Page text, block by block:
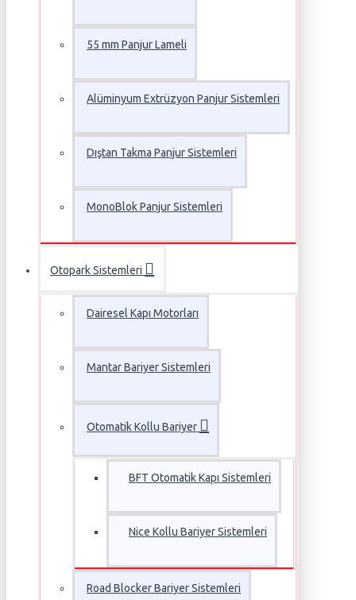
55 mm Panjur Lameli
Alüminyum Extrüzyon Panjur Sistemleri
Dıştan Takma Panjur Sistemleri
MonoBlok Panjur Sistemleri
Otopark Sistemleri
Dairesel Kapı Motorları
Mantar Bariyer Sistemleri
Otomatik Kollu Bariyer
BFT Otomatik Kapı Sistemleri
Nice Kollu Bariyer Sistemleri
Road Blocker Bariyer Sistemleri